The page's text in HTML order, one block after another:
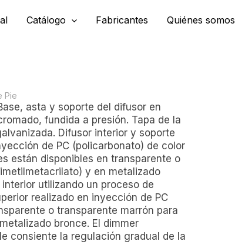
Catálogo Fabricantes Quiénes somos
Pie
asta y soporte del difusor en
fundida a presión. Tapa de la
Difusor interior y soporte
de PC (policarbonato) de color
están disponibles en transparente o
y en metalizado
utilizando un proceso de
realizado en inyección de PC
o transparente marrón para
bronce. El dimmer
consiente la regulación gradual de la